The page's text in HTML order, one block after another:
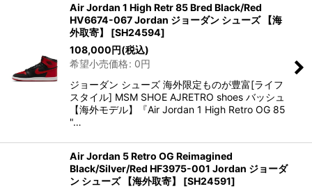
Air Jordan 1 High Retr 85 Bred Black/Red
HV6674-067 Jordan ジョーダン シューズ 【海
外取寄】
[SH24594]
108,000円(税込)
希望小売価格: 0円
ジョーダン シューズ 海外限定ものが豊富[ライフ
スタイル] MSM SHOE AJRETRO shoes バッシュ
【海外モデル】『Air Jordan 1 High Retro OG 85
"…
Air Jordan 5 Retro OG Reimagined
Black/Silver/Red HF3975-001 Jordan ジョーダ
ン シューズ 【海外取寄】
[SH24591]